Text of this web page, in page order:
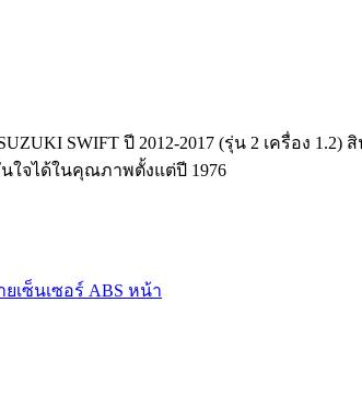
SWIFT ปี 2012-2017 (รุ่น 2 เครื่อ
ใจได้ในคุณภาพตั้งแต่ปี 1976
ยเซ็นเซอร์ ABS หน้า